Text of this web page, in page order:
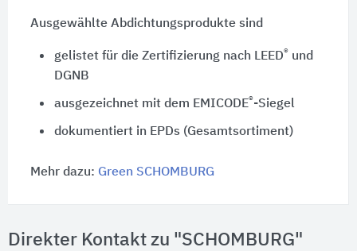
Ausgewählte Abdichtungsprodukte sind
gelistet für die Zertifizierung nach LEED® und
DGNB
ausgezeichnet mit dem EMICODE®-Siegel
dokumentiert in EPDs (Gesamtsortiment)
Mehr dazu: Green SCHOMBURG
Direkter Kontakt zu "SCHOMBURG"